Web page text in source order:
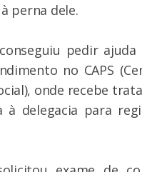
perna dele.
pedir ajuda
no CAPS
onde recebe
à delegacia para